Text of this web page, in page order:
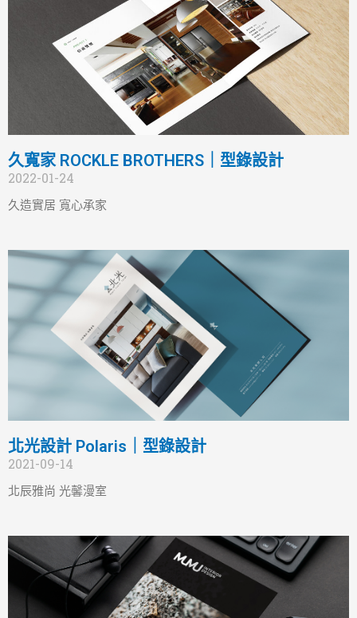
久寬家 ROCKLE BROTHERS｜型錄設計
2022-01-24
久造實居 寬心承家
北光設計 Polaris｜型錄設計
2021-09-14
北辰雅尚 光馨漫室